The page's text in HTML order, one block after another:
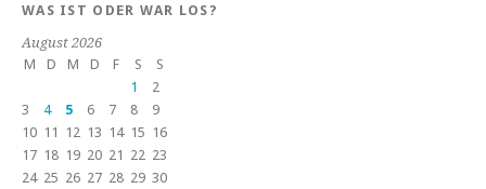
WAS IST ODER WAR LOS?
August 2026
M
D M D F S
S
1
2
3
4 5 6 7 8
9
10 11 12 13 14 15 16
17 18 19 20 21 22 23
24 25 26 27 28 29 30